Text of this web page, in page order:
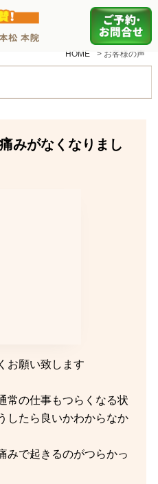
HOME > お客様の声
みがなくなりまし
お願い致します
常の仕事もつらくなる状
したら良いかわからなか
みで起きるのがつらかっ